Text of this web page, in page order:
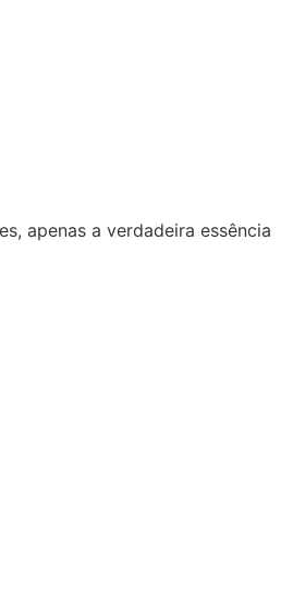
apenas a verdadeira essência